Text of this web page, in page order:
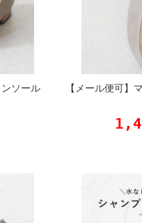
ソール
【メール便可】